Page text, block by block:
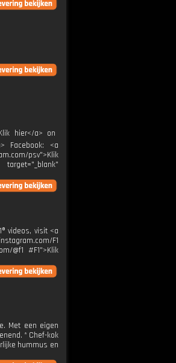
hier</a> on
Facebook: <a
psv">Klik
videos, visit <a
F1
@f1 #F1">Klik
Met een eigen
* Chef-kok
hummus en